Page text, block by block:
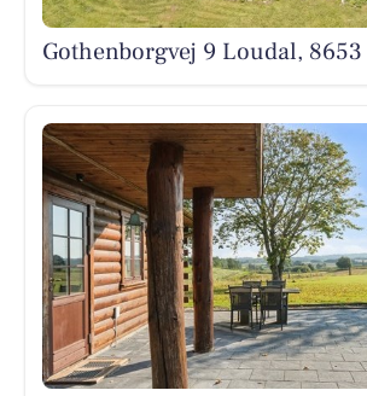
Gothenborgvej 9 Loudal,